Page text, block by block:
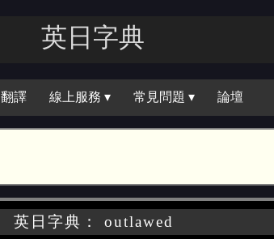
英日字典
翻譯 線上服務 ▾ 常見問題 ▾ 論壇
英日字典： outlawed